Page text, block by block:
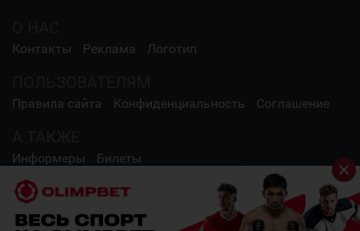
Контакты Реклама Логотип
Правила сайта Конфиденциальность Соглашение
Информеры Билеты
СОЦИАЛЬНЫЕ СЕТИ